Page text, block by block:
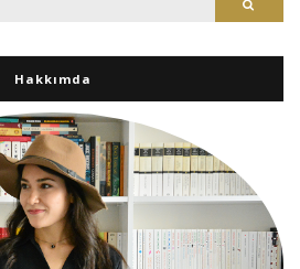
Hakkımda